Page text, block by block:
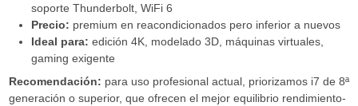
soporte Thunderbolt, WiFi 6
Precio: premium en reacondicionados pero inferior a nuevos
Ideal para: edición 4K, modelado 3D, máquinas virtuales,
gaming exigente
Recomendación: para uso profesional actual, priorizamos i7 de 8ª
generación o superior, que ofrecen el mejor equilibrio rendimiento-